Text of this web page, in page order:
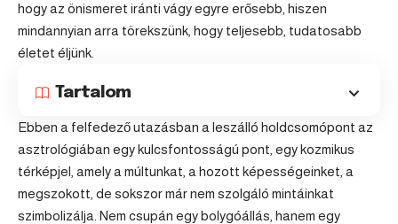
hogy az önismeret iránti vágy egyre erősebb, hiszen
mindannyian arra törekszünk, hogy teljesebb, tudatosabb
életet éljünk.
Tartalom
Ebben a felfedező utazásban a leszálló holdcsomópont az
asztrológiában egy kulcsfontosságú pont, egy kozmikus
térképjel, amely a múltunkat, a hozott képességeinket, a
megszokott, de sokszor már nem szolgáló mintáinkat
szimbolizálja. Nem csupán egy bolygóállás, hanem egy